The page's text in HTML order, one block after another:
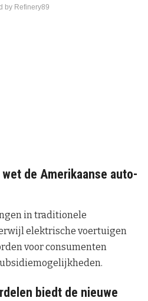
by Refinery89
de Amerikaanse auto-
in traditionele
elektrische voertuigen
voor consumenten
biedt de nieuwe